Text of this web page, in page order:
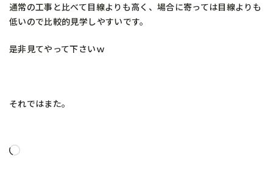
通常の工事と比べて目線よりも高く、場合に寄っては目線よりも
低いので比較的見学しやすいです。
是非見てやって下さいｗ
それではまた。
読